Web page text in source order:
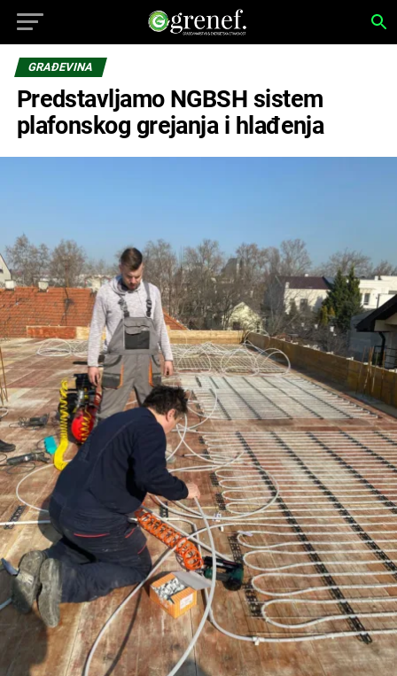
GRAĐEVINA
Predstavljamo NGBSH sistem
plafonskog grejanja i hlađenja